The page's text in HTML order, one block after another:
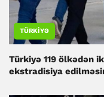
TÜRKIYƏ
Türkiyə 119 ölkədən
ekstradisiya